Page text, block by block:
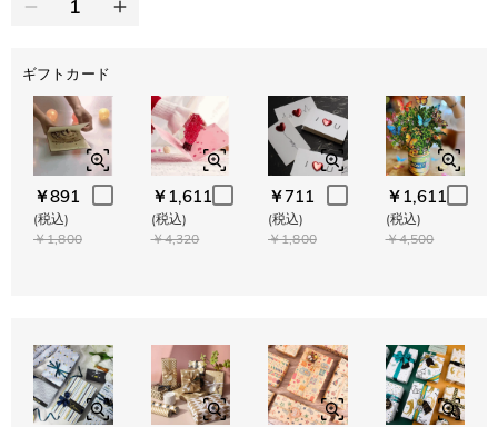
ギフトカード
￥891
(税込)
￥1,800
￥1,611
(税込)
￥4,320
￥711
(税込)
￥1,800
￥1,611
(税込)
￥4,500